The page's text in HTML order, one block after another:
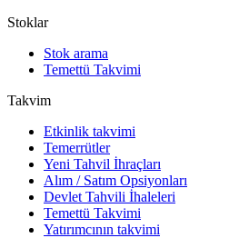
Stoklar
Stok arama
Temettü Takvimi
Takvim
Etkinlik takvimi
Temerrütler
Yeni Tahvil İhraçları
Alım / Satım Opsiyonları
Devlet Tahvili İhaleleri
Temettü Takvimi
Yatırımcının takvimi